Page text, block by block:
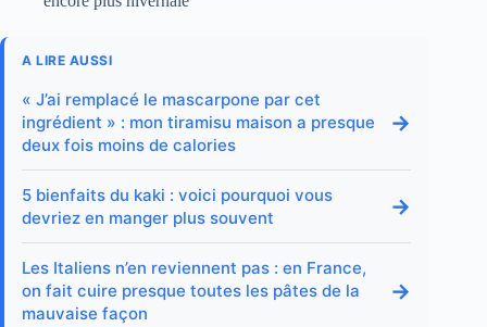
A LIRE AUSSI
« J’ai remplacé le mascarpone par cet
ingrédient » : mon tiramisu maison a presque
deux fois moins de calories
→
5 bienfaits du kaki : voici pourquoi vous
devriez en manger plus souvent
→
Les Italiens n’en reviennent pas : en France,
on fait cuire presque toutes les pâtes de la
mauvaise façon
→